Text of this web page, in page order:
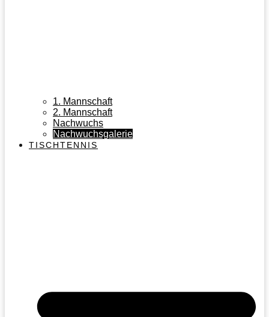
1. Mannschaft
2. Mannschaft
Nachwuchs
Nachwuchsgalerie
TISCHTENNIS